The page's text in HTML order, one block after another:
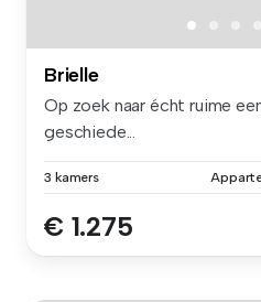
Brielle
Op zoek naar écht ruime
geschiede...
3 kamers
€ 1.275